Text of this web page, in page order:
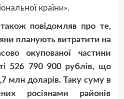
країни».
повідомляв про те,
планують витратити на
окупованої частини
526 790 900 рублів, що
млн доларів. Таку суму в
росіянами районів